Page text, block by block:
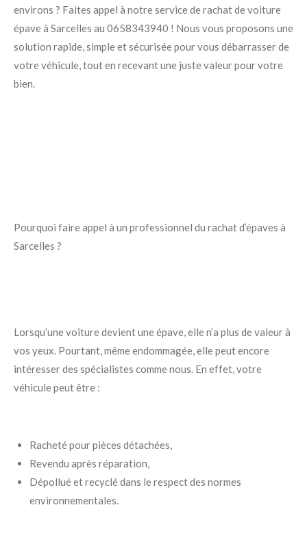
environs ? Faites appel à notre service de rachat de voiture
épave à Sarcelles au 0658343940 ! Nous vous proposons une
solution rapide, simple et sécurisée pour vous débarrasser de
votre véhicule, tout en recevant une juste valeur pour votre
bien.
Pourquoi faire appel à un professionnel du rachat d’épaves à
Sarcelles ?
Lorsqu’une voiture devient une épave, elle n’a plus de valeur à
vos yeux. Pourtant, même endommagée, elle peut encore
intéresser des spécialistes comme nous. En effet, votre
véhicule peut être :
Racheté pour pièces détachées,
Revendu après réparation,
Dépollué et recyclé dans le respect des normes
environnementales.